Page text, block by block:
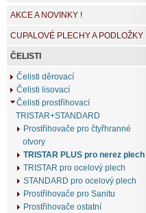
AKCE A NOVINKY !
CUPALOVÉ PLECHY A PODLOŽKY
ČELISTI
Čelisti děrovací
Čelisti lisovací
Čelisti prostřihovací
TRISTAR+STANDARD
Prostřihovače pro čtyřhranné
otvory
TRISTAR PLUS pro nerez plech
TRISTAR pro ocelový plech
STANDARD pro ocelový plech
Prostřihovače pro Sanitu
Prostřihovače ostatní